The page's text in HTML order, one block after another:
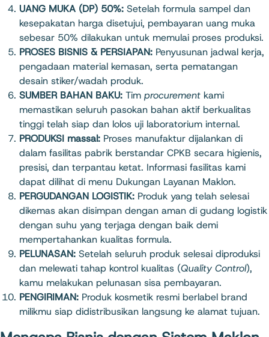
UANG MUKA (DP) 50%: Setelah formula sampel dan
kesepakatan harga disetujui, pembayaran uang muka
sebesar 50% dilakukan untuk memulai proses produksi.
PROSES BISNIS & PERSIAPAN: Penyusunan jadwal kerja,
pengadaan material kemasan, serta pematangan
desain stiker/wadah produk.
SUMBER BAHAN BAKU: Tim procurement kami
memastikan seluruh pasokan bahan aktif berkualitas
tinggi telah siap dan lolos uji laboratorium internal.
PRODUKSI massal: Proses manufaktur dijalankan di
dalam fasilitas pabrik berstandar CPKB secara higienis,
presisi, dan terpantau ketat. Informasi fasilitas kami
dapat dilihat di menu Dukungan Layanan Maklon.
PERGUDANGAN LOGISTIK: Produk yang telah selesai
dikemas akan disimpan dengan aman di gudang logistik
dengan suhu yang terjaga dengan baik demi
mempertahankan kualitas formula.
PELUNASAN: Setelah seluruh produk selesai diproduksi
dan melewati tahap kontrol kualitas (Quality Control),
kamu melakukan pelunasan sisa pembayaran.
PENGIRIMAN: Produk kosmetik resmi berlabel brand
milikmu siap didistribusikan langsung ke alamat tujuan.